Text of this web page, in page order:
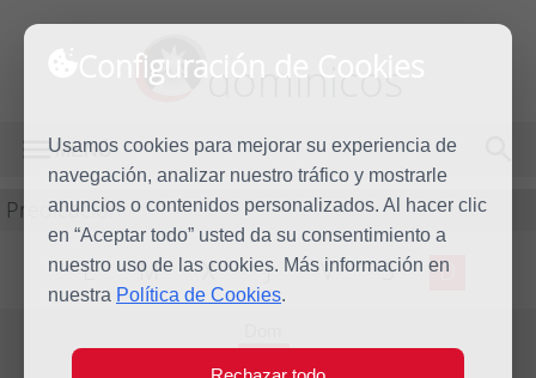
Configuración de Cookies
Usamos cookies para mejorar su experiencia de
navegación, analizar nuestro tráfico y mostrarle
anuncios o contenidos personalizados. Al hacer clic
en “Aceptar todo” usted da su consentimiento a
nuestro uso de las cookies. Más información en
nuestra Política de Cookies.
dominicos
MENÚ
Predicación
L M X J V S D
4